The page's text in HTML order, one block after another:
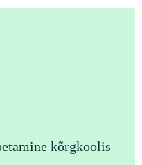
kõrgkoolis